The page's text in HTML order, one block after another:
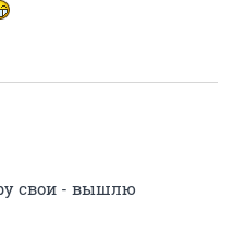
свои - вышлю